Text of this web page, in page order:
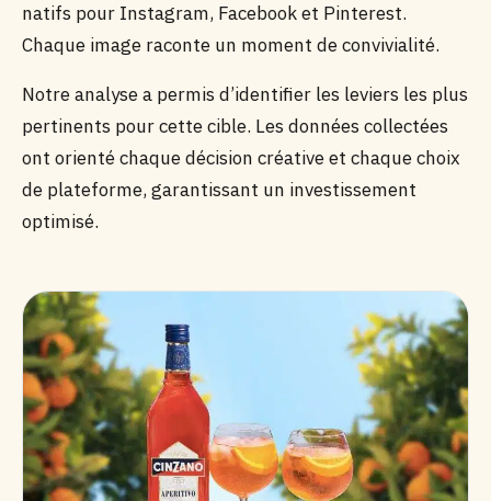
natifs pour Instagram, Facebook et Pinterest.
Chaque image raconte un moment de convivialité.
Notre analyse a permis d’identifier les leviers les plus
pertinents pour cette cible. Les données collectées
ont orienté chaque décision créative et chaque choix
de plateforme, garantissant un investissement
optimisé.